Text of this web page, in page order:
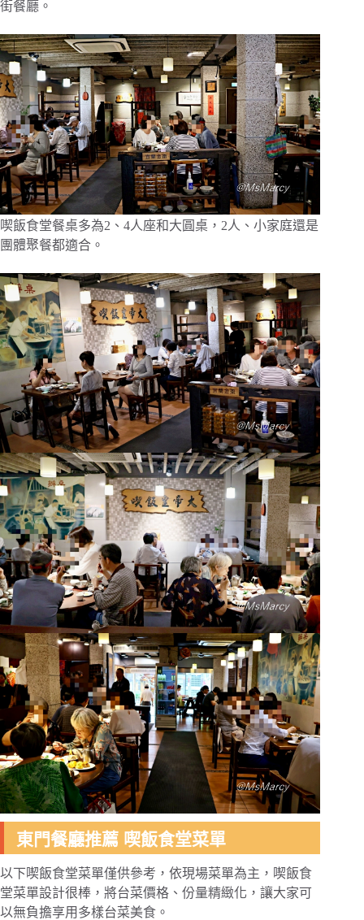
街餐廳。
喫飯食堂餐桌多為2、4人座和大圓桌，2人、小家庭還是
團體聚餐都適合。
東門餐廳推薦 喫飯食堂菜單
以下喫飯食堂菜單僅供參考，依現場菜單為主，喫飯食
堂菜單設計很棒，將台菜價格、份量精緻化，讓大家可
以無負擔享用多樣台菜美食。